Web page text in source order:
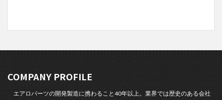
COMPANY PROFILE
エアロパーツの開発製造に携わること40年以上。業界では歴史のある会社